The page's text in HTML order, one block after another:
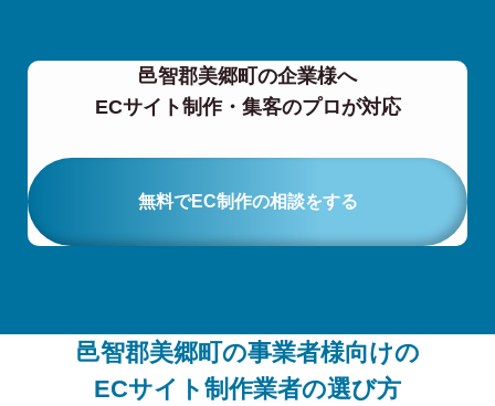
邑智郡美郷町の企業様へ
ECサイト制作・集客のプロが対応
無料でEC制作の相談をする
邑智郡美郷町の事業者様向けの
ECサイト制作業者の選び方